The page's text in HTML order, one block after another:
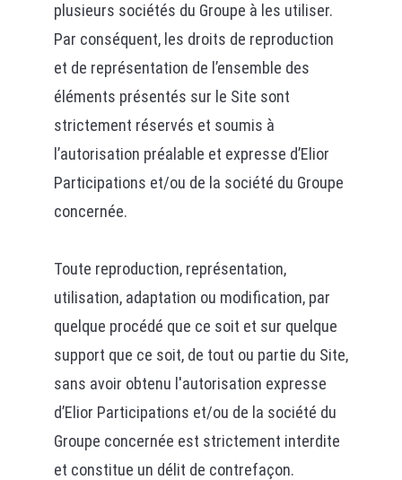
plusieurs sociétés du Groupe à les utiliser.
Par conséquent, les droits de reproduction
et de représentation de l’ensemble des
éléments présentés sur le Site sont
strictement réservés et soumis à
l’autorisation préalable et expresse d’Elior
Participations et/ou de la société du Groupe
concernée.
Toute reproduction, représentation,
utilisation, adaptation ou modification, par
quelque procédé que ce soit et sur quelque
support que ce soit, de tout ou partie du Site,
sans avoir obtenu l'autorisation expresse
d’Elior Participations et/ou de la société du
Groupe concernée est strictement interdite
et constitue un délit de contrefaçon.